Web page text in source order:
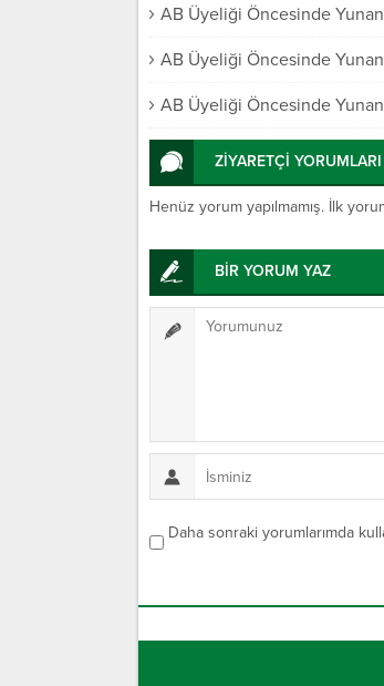
AB Üyeliği Öncesinde
AB Üyeliği Öncesinde
AB Üyeliği Öncesinde
ZİYARETÇİ YORUMLARI
Henüz yorum yapılmamış. İlk
BİR YORUM YAZ
Daha sonraki yorumlarımda